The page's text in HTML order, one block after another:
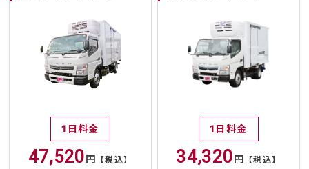
1日料金
47,520 円 【税込】
1日料金
34,320 円 【税込】